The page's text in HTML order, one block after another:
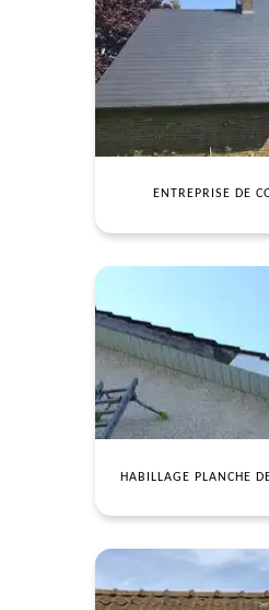
ENTREPRISE DE
HABILLAGE PLANCHE